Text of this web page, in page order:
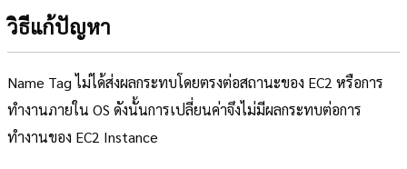
วิธีแก้ปัญหา
Name Tag ไม่ได้ส่งผลกระทบโดยตรงต่อสถานะของ EC2 หรือการ
ทำงานภายใน OS ดังนั้นการเปลี่ยนค่าจึงไม่มีผลกระทบต่อการ
ทำงานของ EC2 Instance